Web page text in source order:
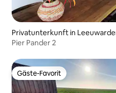
Privatunterkunft in
Pier Pander 2
Gäste-Favorit
Gäste-Favorit